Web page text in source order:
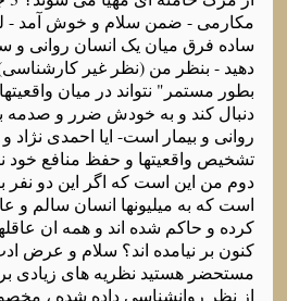
مکارمی - ضمن سلام و خوش آمد -
ساده فرق میان یک انسان روانی و
دهید - بنظر من (نظر غیر
بطور مستمر" نتواند در میان
دنبال کند و به خودش ضرر و صدمه
روانی و بیمار است- ایا احمدی نژاد
تشخیص واقعیتها و حفظ منافع خود
دوم من این است که اگر این دو نفر
است که به میلیونها انسان سالم و
کرده و حاکم شده اند و همه ان
کنون بر نیامده اند؟ سلام و عرض
مستحضر هستید نظریه های زیادی
از نظر روانشناسی داده شده ،